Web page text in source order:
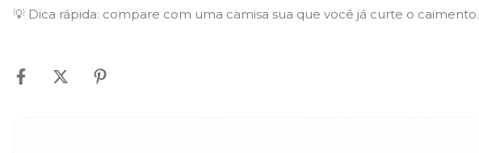
💡 Dica rápida: compare com uma camisa sua que você já curte o caimento.